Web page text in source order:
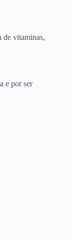
de vitaminas,
e por ser